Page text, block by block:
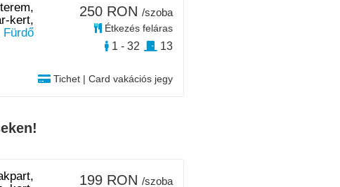
kert,
Tichet | Card vakációs jegy
250 RON /szoba
Étkezés feláras
1 - 32 13
199 RON /szoba